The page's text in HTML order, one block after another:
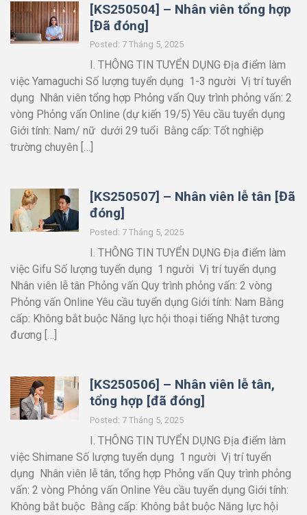
[KS250504] – Nhân viên tổng hợp
[Đã đóng]
Posted: 7 Tháng 5, 2025
I. THÔNG TIN TUYỂN DỤNG Địa điểm làm
việc Yamaguchi Số lượng tuyển dụng 1-3 người Vị trí tuyển
dụng Nhân viên tổng hợp Phỏng vấn Quy trình phỏng vấn: 2
vòng Phỏng vấn Online (dự kiến 19/5) Yêu cầu tuyển dụng
Giới tính: Nam/ nữ dưới 29 tuổi Bằng cấp: Tốt nghiệp
trường chuyên […]
[KS250507] – Nhân viên lễ tân [Đã
đóng]
Posted: 7 Tháng 5, 2025
I. THÔNG TIN TUYỂN DỤNG Địa điểm làm
việc Gifu Số lượng tuyển dụng 1 người Vị trí tuyển dụng
Nhân viên lễ tân Phỏng vấn Quy trình phỏng vấn: 2 vòng
Phỏng vấn Online Yêu cầu tuyển dụng Giới tính: Nam Bằng
cấp: Không bắt buộc Năng lực hội thoại tiếng Nhật tương
đương […]
[KS250506] – Nhân viên lễ tân,
tổng hợp [đã đóng]
Posted: 7 Tháng 5, 2025
I. THÔNG TIN TUYỂN DỤNG Địa điểm làm
việc Shimane Số lượng tuyển dụng 1 người Vị trí tuyển
dụng Nhân viên lễ tân, tổng hợp Phỏng vấn Quy trình phỏng
vấn: 2 vòng Phỏng vấn Online Yêu cầu tuyển dụng Giới tính:
Không bắt buộc Bằng cấp: Không bắt buộc Năng lực hội